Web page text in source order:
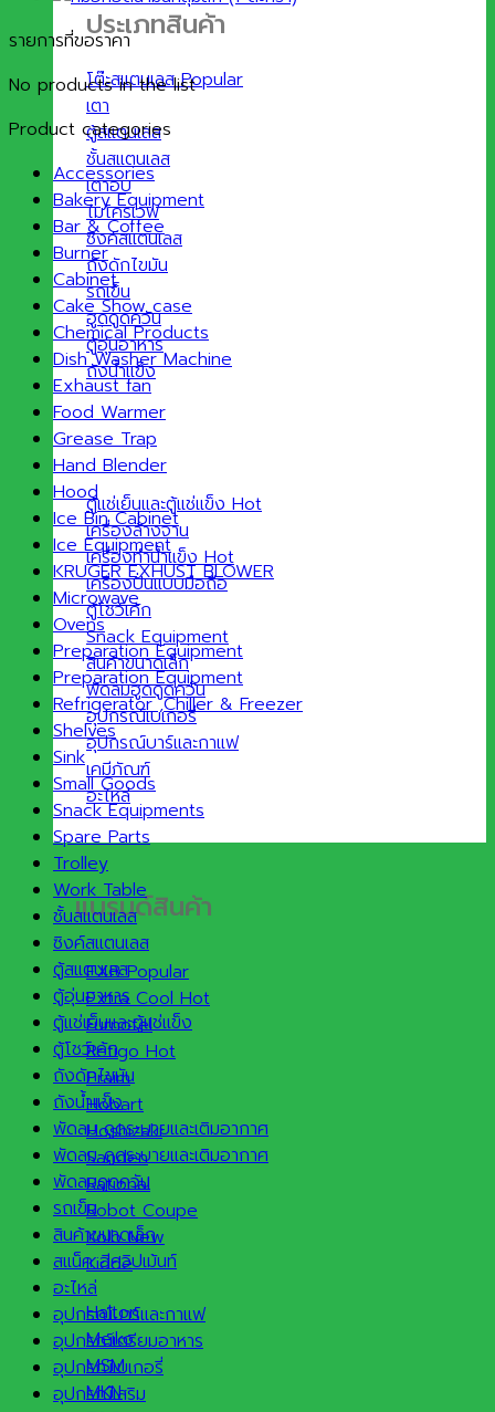
ประเภทสินค้า
โต๊ะสแตนเลส
เตา
ตู้สแตนเลส
ชั้นสแตนเลส
เตาอบ
ไมโครเวฟ
ซิงค์สแตนเลส
ถังดักไขมัน
รถเข็น
ฮูดดูดควัน
ตู้อุ่นอาหาร
ถังน้ำแข็ง
ตู้แช่เย็นและตู้แช่แข็ง
เครื่องล้างจาน
เครื่องทำน้ำแข็ง
เครื่องปั่นแบบมือถือ
ตู้โชว์เค้ก
Snack Equipment
สินค้าขนาดเล็ก
พัดลมฮูดดูดควัน
อุปกรณ์เบเกอรี่
อุปกรณ์บาร์และกาแฟ
เคมีภัณฑ์
อะไหล่
แบรนด์สินค้า
EXB
Extra Cool
Furnotel
Retigo
Praim
Hobart
Hoshizaki
Sanden
Rational
Robot Coupe
Kolb
Kidde
Halton
Meiko
MSM
MKN
รายการที่ขอราคา
No products in the list
Product categories
Accessories
Bakery Equipment
Bar & Coffee
Burner
Cabinet
Cake Show case
Chemical Products
Dish Washer Machine
Exhaust fan
Food Warmer
Grease Trap
Hand Blender
Hood
Ice Bin Cabinet
Ice Equipment
KRUGER EXHUST BLOWER
Microwave
Ovens
Preparation Equipment
Preparation Equipment
Refrigerator ,Chiller & Freezer
Shelves
Sink
Small Goods
Snack Equipments
Spare Parts
Trolley
Work Table
ชั้นสแตนเลส
ซิงค์สแตนเลส
ตู้สแตนเลส
ตู้อุ่นอาหาร
ตู้แช่เย็นและตู้แช่แข็ง
ตู้โชว์เค้ก
ถังดักไขมัน
ถังน้ำแข็ง
พัดลม ดูดระบายและเติมอากาศ
พัดลม ดูดระบายและเติมอากาศ
พัดลมดูดควัน
รถเข็น
สินค้าขนาดเล็ก
สแน็ค อีควิปเม้นท์
อะไหล่
อุปกรณ์บาร์และกาแฟ
อุปกรณ์เตรียมอาหาร
อุปกรณ์เบเกอรี่
อุปกรณ์เสริม